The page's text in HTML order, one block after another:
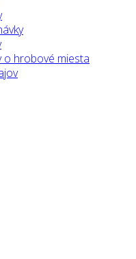
o hrobové miesta